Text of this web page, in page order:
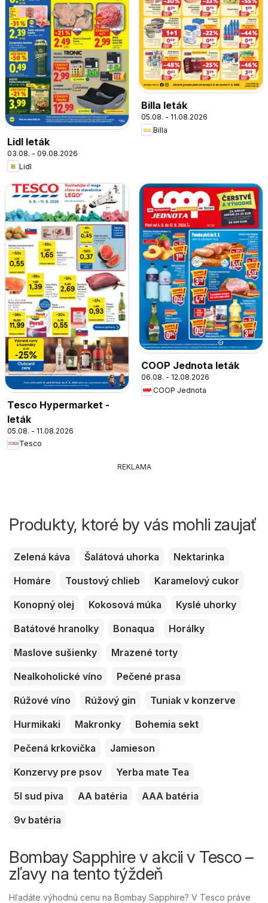
Lidl leták
03.08. - 09.08.2026
Lidl
Billa leták
05.08. - 11.08.2026
Billa
Tesco Hypermarket -
leták
05.08. - 11.08.2026
Tesco
COOP Jednota leták
06.08. - 12.08.2026
COOP Jednota
REKLAMA
Produkty, ktoré by vás mohli zaujať
Zelená káva Šalátová uhorka
Nektarinka
Homáre
Toustový chlieb
Karamelový cukor
Konopný olej
Kokosová múka
Kyslé uhorky
Batátové hranolky
Bonaqua
Horálky
Maslove sušienky
Mrazené torty
Nealkoholické víno
Pečené prasa
Rúžové víno
Rúžový gin
Tuniak v konzerve
Hurmikaki
Makronky
Bohemia sekt
Pečená krkovička
Jamieson
Konzervy pre psov
Yerba mate Tea
5l sud piva
AA batéria
AAA batéria
9v batéria
Bombay Sapphire v akcii v Tesco –
zľavy na tento týždeň
Hľadáte výhodnú cenu na Bombay Sapphire? V Tesco práve